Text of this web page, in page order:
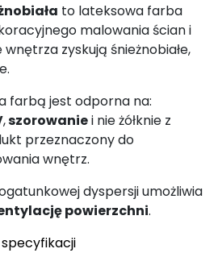
to lateksowa farba
malowania ścian i
zyskują śnieżnobiałe,
farbą jest odporna na:
,szorowaniei nie żółknie z
przeznaczony do
wnętrz.
dyspersji umożliwia
powierzchni.
specyfikacji